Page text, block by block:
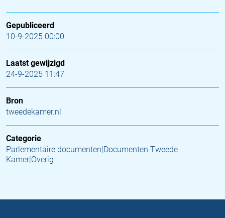
Gepubliceerd
10-9-2025 00:00
Laatst gewijzigd
24-9-2025 11:47
Bron
tweedekamer.nl
Categorie
Parlementaire documenten|Documenten Tweede
Kamer|Overig